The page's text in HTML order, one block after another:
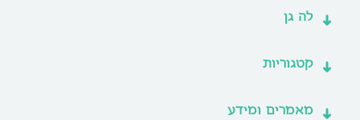
לה גן
קטגוריות
מאמרים ומידע